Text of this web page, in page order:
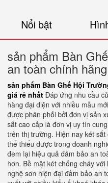
Nổi bật
sản phẩm Bàn
an toàn chính
sản phẩm Bàn Ghế Hội
giá rẻ nhất Đáp ứng nhu cầu
hàng đại diện với nhiều mẫu
được phân phối bởi đơn vị sản
sắt cao cấp là đơn vị uy tín
trên thị trường. Hiện nay két
thể thiếu được trong doanh
đem lại hiệu quả đảm bảo an
hơn. Bề mặt két chống cháy
nghệ sơn hiện đại đảm bảo an